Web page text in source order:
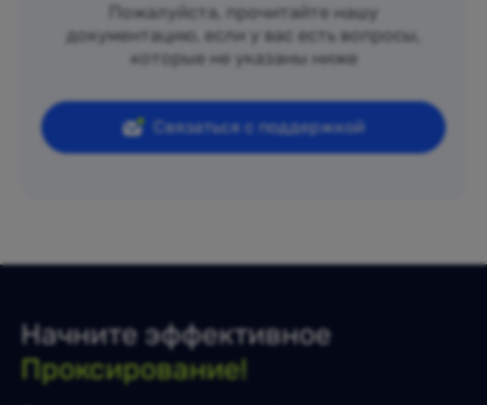
Пожалуйста, прочитайте нашу
документацию, если у вас есть вопросы,
которые не указаны ниже
Связаться с поддержкой
Начните эффективное
Проксирование!